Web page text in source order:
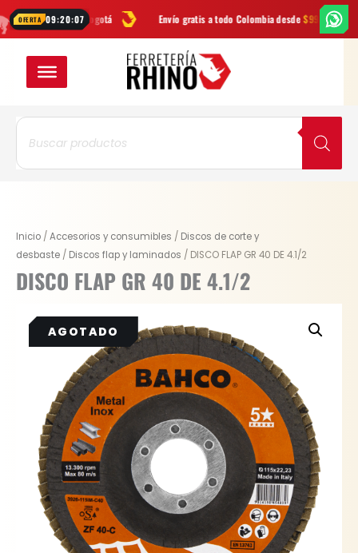
OFERTA 09:20:07
en Bogotá Envío gratis a todo Colombia desde$99.900
al
Búsqueda
productos
Inicio /Accesorios y consumibles / Discos de corte y
desbaste / Discos flap y laminados / DISCO FLAP GR 40 DE 4.1/2
DISCO FLAP GR 40 DE 4.1/2